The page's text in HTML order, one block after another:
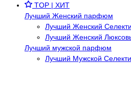
TOP | ХИТ
Лучший Женский парфюм
Лучший Женский
Лучший Женский
Лучший мужской парфюм
Лучший Мужской